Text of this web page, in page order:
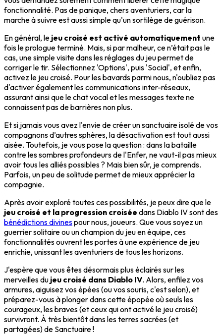
fonctionnalité. Pas de panique, chers aventuriers, car la
marche à suivre est aussi simple qu'un sortilège de guérison.
En général, le jeu croisé est activé automatiquement une
fois le prologue terminé. Mais, si par malheur, ce n’était pas le
cas, une simple visite dans les réglages du jeu permet de
corriger le tir. Sélectionnez 'Options', puis 'Social', et enfin,
activez le jeu croisé. Pour les bavards parmi nous, n'oubliez pas
d'activer également les communications inter-réseaux,
assurant ainsi que le chat vocal et les messages texte ne
connaissent pas de barrières non plus.
Et si jamais vous avez l'envie de créer un sanctuaire isolé de vos
compagnons d’autres sphères, la désactivation est tout aussi
aisée. Toutefois, je vous pose la question : dans la bataille
contre les sombres profondeurs de l'Enfer, ne vaut-il pas mieux
avoir tous les alliés possibles ? Mais bien sûr, je comprends.
Parfois, un peu de solitude permet de mieux apprécier la
compagnie.
Après avoir exploré toutes ces possibilités, je peux dire que le
jeu croisé et la progression croisée dans Diablo IV sont des
bénédictions divinespour nous, joueurs. Que vous soyez un
guerrier solitaire ou un champion du jeu en équipe, ces
fonctionnalités ouvrent les portes à une expérience de jeu
enrichie, unissant les aventuriers de tous les horizons.
J'espère que vous êtes désormais plus éclairés sur les
merveilles du jeu croisé dans Diablo IV. Alors, enfilez vos
armures, aiguisez vos épées (ou vos souris, c'est selon), et
préparez-vous à plonger dans cette épopée où seuls les
courageux, les braves (et ceux qui ont activé le jeu croisé)
survivront. À très bientôt dans les terres sacrées (et
partagées) de Sanctuaire !